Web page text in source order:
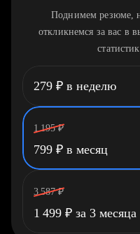
Поднимем резюме,
откликнемся за вас в
279 ₽ в неделю
1 195 ₽
799 ₽ в месяц
3 587 ₽
1 499 ₽ за 3 месяца